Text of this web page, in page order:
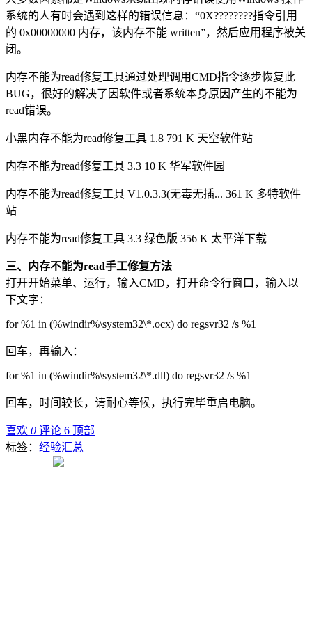
系统的人有时会遇到这样的错误信息：“0X????????指令引用
的 0x00000000 内存，该内存不能 written”，然后应用程序被关
闭。
内存不能为read修复工具通过处理调用CMD指令逐步恢复此
BUG，很好的解决了因软件或者系统本身原因产生的不能为
read错误。
小黑内存不能为read修复工具 1.8 791 K 天空软件站
内存不能为read修复工具 3.3 10 K 华军软件园
内存不能为read修复工具 V1.0.3.3(无毒无插... 361 K 多特软件
站
内存不能为read修复工具 3.3 绿色版 356 K 太平洋下载
三、内存不能为read手工修复方法
打开开始菜单、运行，输入CMD，打开命令行窗口，输入以
下文字：
for %1 in (%windir%\system32\*.ocx) do regsvr32 /s %1
回车，再输入：
for %1 in (%windir%\system32\*.dll) do regsvr32 /s %1
回车，时间较长，请耐心等候，执行完毕重启电脑。
喜欢 0 评论 6 顶部
标签： 经验汇总